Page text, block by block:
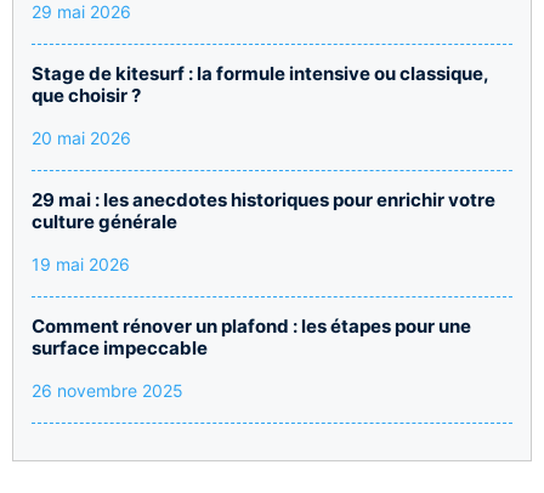
29 mai 2026
Stage de kitesurf : la formule intensive ou classique,
que choisir ?
20 mai 2026
29 mai : les anecdotes historiques pour enrichir votre
culture générale
19 mai 2026
Comment rénover un plafond : les étapes pour une
surface impeccable
26 novembre 2025